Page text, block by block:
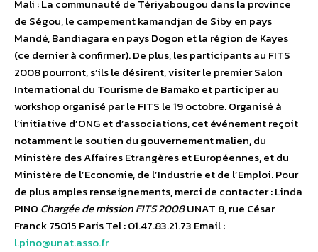
Mali : La communauté de Tériyabougou dans la province
de Ségou, le campement kamandjan de Siby en pays
Mandé, Bandiagara en pays Dogon et la région de Kayes
(ce dernier à confirmer). De plus, les participants au FITS
2008 pourront, s’ils le désirent, visiter le premier Salon
International du Tourisme de Bamako et participer au
workshop organisé par le FITS le 19 octobre. Organisé à
l’initiative d’ONG et d’associations, cet événement reçoit
notamment le soutien du gouvernement malien, du
Ministère des Affaires Etrangères et Européennes, et du
Ministère de l’Economie, de l’Industrie et de l’Emploi. Pour
de plus amples renseignements, merci de contacter : Linda
PINO Chargée de mission FITS 2008UNAT 8, rue César
Franck 75015 Paris Tel : 01.47.83.21.73 Email :
l.pino@unat.asso.fr